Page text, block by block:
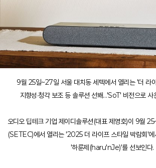
9월 25일~27일 서울 대치동 세텍에서 열리는 '더 라
지향성·청각 보조 등 솔루션 선봬…'SoT' 비전으로
오디오 딥테크 기업 제이디솔루션(대표 제영호)이 9월
(SETEC)에서 열리는 '2025 더 라이프 스타일 박람회'에
'하룬제(haru'nJe)'를 선보인다.